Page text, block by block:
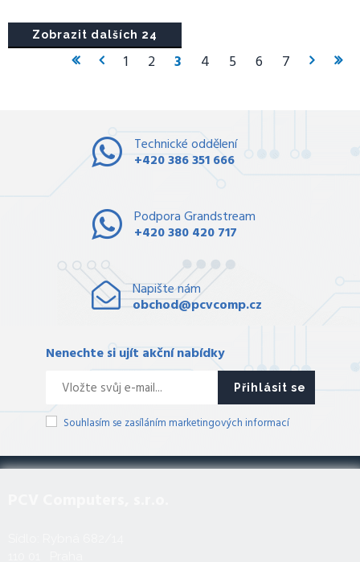
Zobrazit dalších 24
1 2 3 4 5 6 7
Technické oddělení
+420 386 351 666
Podpora Grandstream
+420 380 420 717
Napište nám
obchod@pcvcomp.cz
Nenechte si ujít akční nabídky
Přihlásit se
Souhlasím se zasíláním marketingových informací